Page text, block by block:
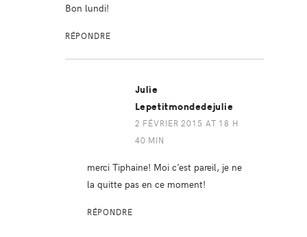
Bon lundi!
RÉPONDRE
Julie
Lepetitmondedejulie
2 FÉVRIER 2015 AT 18 H
40 MIN
merci Tiphaine! Moi c’est pareil, je ne
la quitte pas en ce moment!
RÉPONDRE